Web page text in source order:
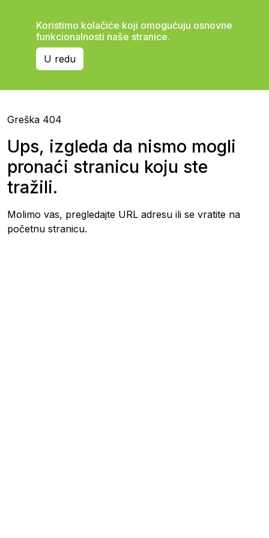
Koristimo kolačiće koji omogućuju osnovne
funkcionalnosti naše stranice.
U redu
Greška 404
Ups, izgleda da nismo mogli
pronaći stranicu koju ste
tražili.
Molimo vas, pregledajte URL adresu ili se vratite na
početnu stranicu.